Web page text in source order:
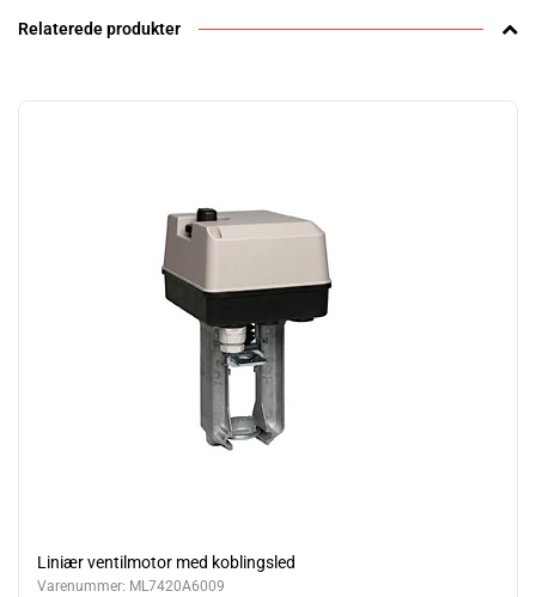
Relaterede produkter
Liniær ventilmotor med koblingsled
Varenummer: ML7420A6009